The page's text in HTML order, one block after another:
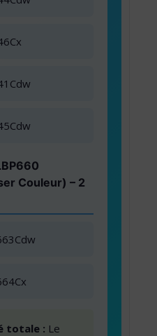
Couleur) – 2
totale : Le